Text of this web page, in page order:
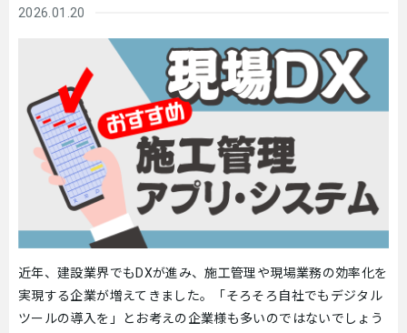
2026.01.20
近年、建設業界でもDXが進み、施工管理や現場業務の効率化を
実現する企業が増えてきました。「そろそろ自社でもデジタル
ツールの導入を」とお考えの企業様も多いのではないでしょう